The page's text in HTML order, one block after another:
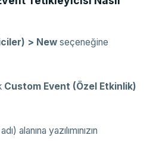
> New seçeneğine
Custom Event (Özel Etkinlik)
alanına yazılımınızın